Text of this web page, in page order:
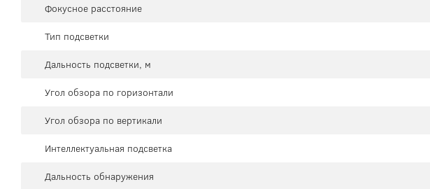
Фокусное расстояние
Тип подсветки
Дальность подсветки, м
Угол обзора по горизонтали
Угол обзора по вертикали
Интеллектуальная подсветка
Дальность обнаружения